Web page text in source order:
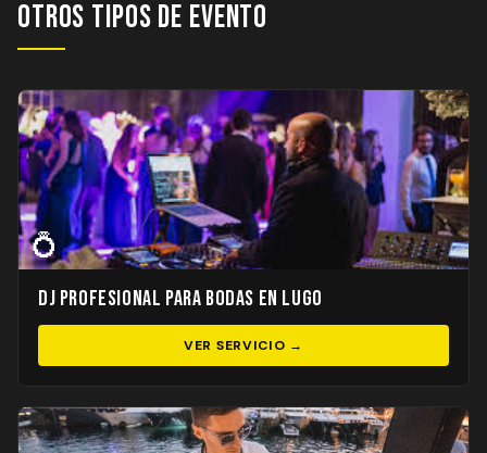
Otros Tipos de Evento
💍
DJ Profesional para Bodas en Lugo
VER SERVICIO →